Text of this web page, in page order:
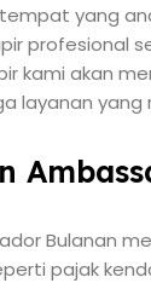
yang
profesional
kami akan
layanan yang
Bulanan
pajak